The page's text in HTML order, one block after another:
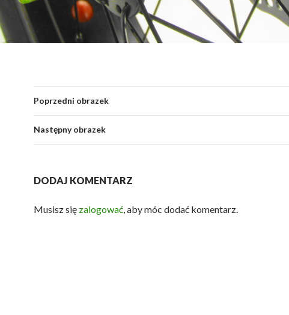
Poprzedni obrazek
Następny obrazek
DODAJ KOMENTARZ
Musisz się zalogować , aby móc dodać komentarz.